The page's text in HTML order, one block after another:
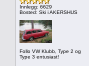
Innlegg: 6629
Bosted: Ski i AKERSHUS
Follo VW Klubb, Type 2 og
Type 3 entusiast!